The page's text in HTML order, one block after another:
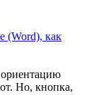
(Word), как
Но, кнопка,